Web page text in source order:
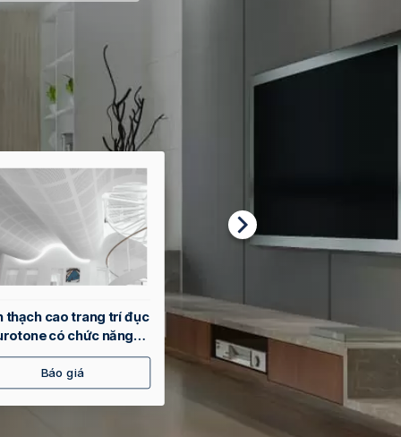
thạch cao Vĩnh Tường
Bền X
Báo giá
Cơ chế siêu thanh lọc
khí